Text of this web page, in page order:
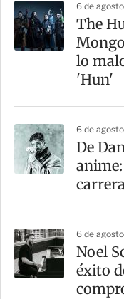
a
r
t
6 de
The
lo
'Hun'
6 de
De
6 de
Noel
éxito